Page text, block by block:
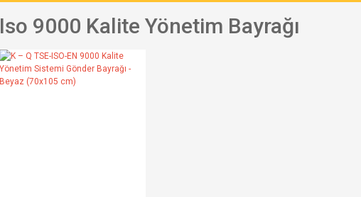
Iso 9000 Kalite Yönetim Bayrağı